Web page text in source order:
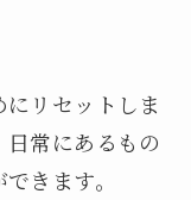
にリセットしま
常にあるもの
きます。